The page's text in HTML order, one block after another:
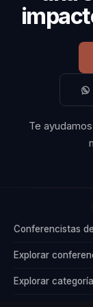
ámbito de la
superación
personal.
ha sido
en medios
Estrategia, lo
refuerza su
autoridad en el
manera
empática le
profundamente
sus audiencias,
Te
Conferencistas
Explorar
Explorar